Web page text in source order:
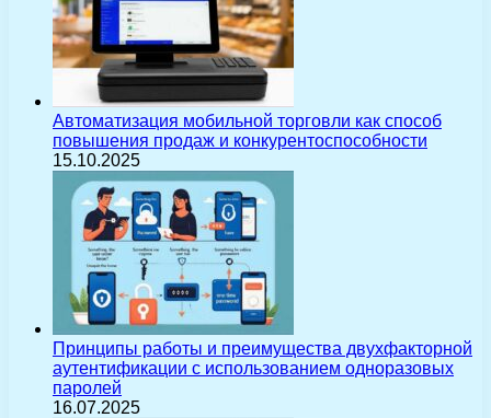
Автоматизация мобильной торговли как способ
повышения продаж и конкурентоспособности
15.10.2025
Принципы работы и преимущества двухфакторной
аутентификации с использованием одноразовых
паролей
16.07.2025